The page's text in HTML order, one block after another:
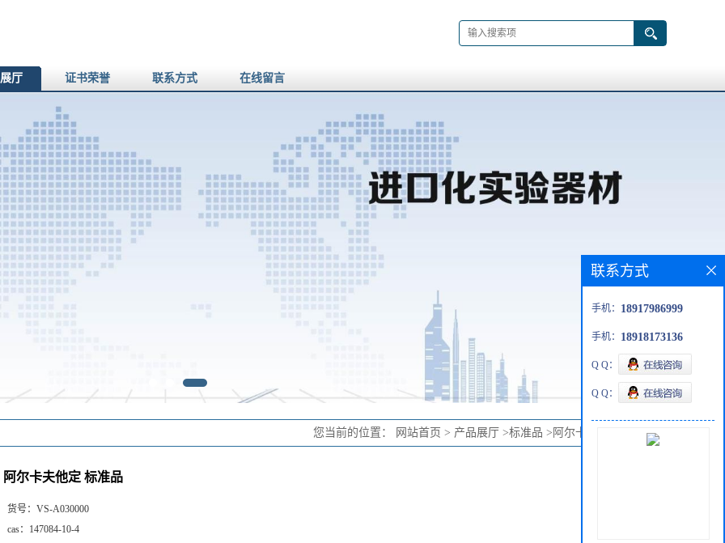
厅 证书荣誉 联系方式 在线留言
您当前的位置： 网站首页 > 产品展厅 >标准品 > 阿尔卡夫他定 标准品
阿尔卡夫他定 标准品
货号： VS-A030000
cas： 147084-10-4
联系方式
手机： 18917986999
手机： 18918173136
Q Q：
Q Q：